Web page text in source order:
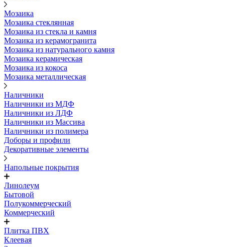
Мозаика
Мозаика стеклянная
Мозаика из стекла и камня
Мозаика из керамогранита
Мозаика из натурального камня
Мозаика керамическая
Мозаика из кокоса
Мозаика металлическая
Наличники
Наличники из МДФ
Наличники из ЛДФ
Наличники из Массива
Наличники из полимера
Доборы и профили
Декоративные элементы
Напольные покрытия
Линолеум
Бытовой
Полукоммерческий
Коммерческий
Плитка ПВХ
Клеевая